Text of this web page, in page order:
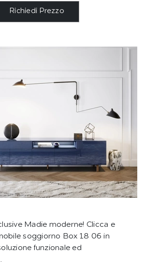
Richiedi Prezzo
Madie moderne! Clicca e
soggiorno Box 18 06 in
funzionale ed